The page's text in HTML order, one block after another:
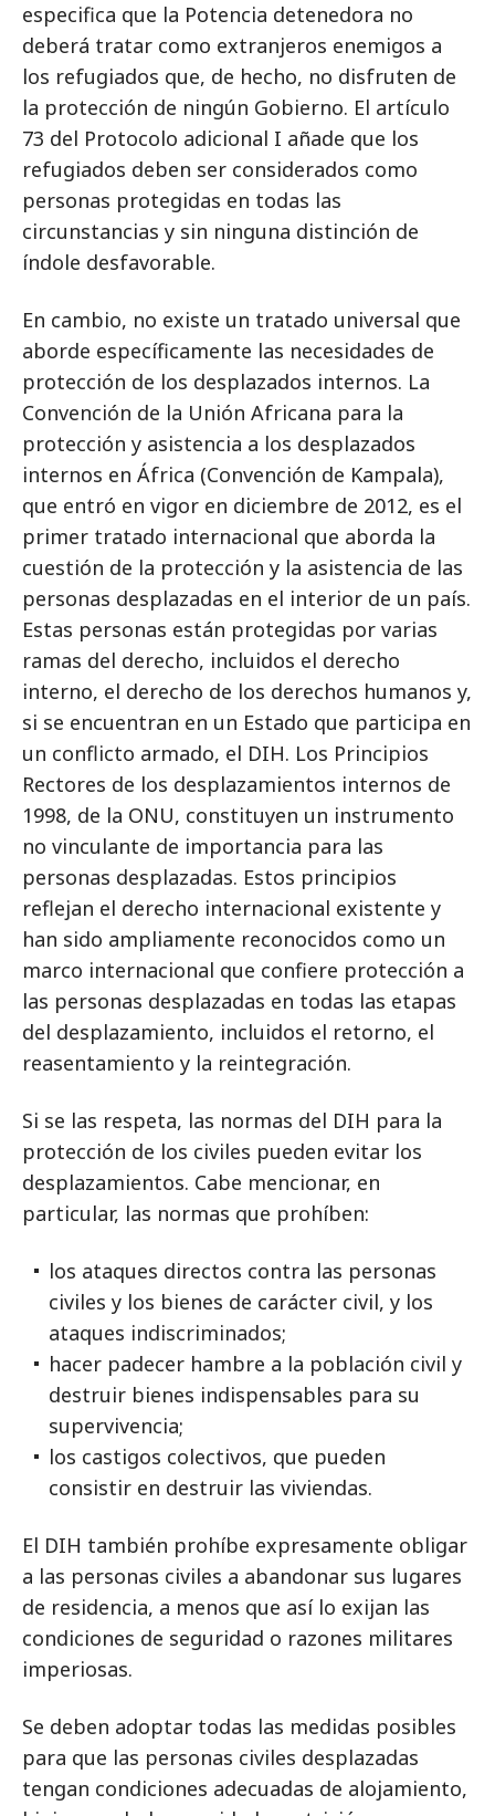
especifica que la Potencia detenedora no
deberá tratar como extranjeros enemigos a
los refugiados que, de hecho, no disfruten de
la protección de ningún Gobierno. El artículo
73 del Protocolo adicional I añade que los
refugiados deben ser considerados como
personas protegidas en todas las
circunstancias y sin ninguna distinción de
índole desfavorable.
En cambio, no existe un tratado universal que
aborde específicamente las necesidades de
protección de los desplazados internos. La
Convención de la Unión Africana para la
protección y asistencia a los desplazados
internos en África (Convención de Kampala),
que entró en vigor en diciembre de 2012, es el
primer tratado internacional que aborda la
cuestión de la protección y la asistencia de las
personas desplazadas en el interior de un país.
Estas personas están protegidas por varias
ramas del derecho, incluidos el derecho
interno, el derecho de los derechos humanos y,
si se encuentran en un Estado que participa en
un conflicto armado, el DIH. Los Principios
Rectores de los desplazamientos internos de
1998, de la ONU, constituyen un instrumento
no vinculante de importancia para las
personas desplazadas. Estos principios
reflejan el derecho internacional existente y
han sido ampliamente reconocidos como un
marco internacional que confiere protección a
las personas desplazadas en todas las etapas
del desplazamiento, incluidos el retorno, el
reasentamiento y la reintegración.
Si se las respeta, las normas del DIH para la
protección de los civiles pueden evitar los
desplazamientos. Cabe mencionar, en
particular, las normas que prohíben:
los ataques directos contra las personas
civiles y los bienes de carácter civil, y los
ataques indiscriminados;
hacer padecer hambre a la población civil y
destruir bienes indispensables para su
supervivencia;
los castigos colectivos, que pueden
consistir en destruir las viviendas.
El DIH también prohíbe expresamente obligar
a las personas civiles a abandonar sus lugares
de residencia, a menos que así lo exijan las
condiciones de seguridad o razones militares
imperiosas.
Se deben adoptar todas las medidas posibles
para que las personas civiles desplazadas
tengan condiciones adecuadas de alojamiento,